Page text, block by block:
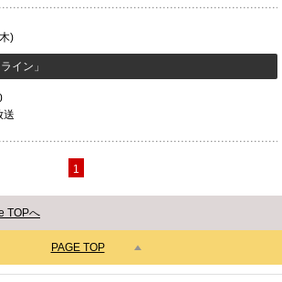
)
イン」
送
1
TOPへ
PAGE TOP